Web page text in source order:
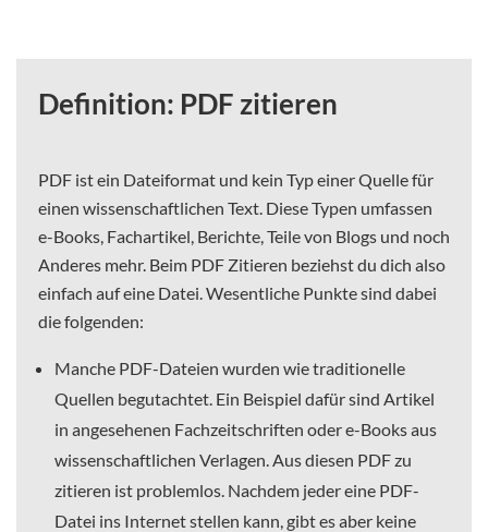
Definition: PDF zitieren
PDF ist ein Dateiformat und kein Typ einer Quelle für
einen wissenschaftlichen Text. Diese Typen umfassen
e-Books, Fachartikel, Berichte, Teile von Blogs und noch
Anderes mehr. Beim PDF Zitieren beziehst du dich also
einfach auf eine Datei. Wesentliche Punkte sind dabei
die folgenden:
Manche PDF-Dateien wurden wie traditionelle
Quellen begutachtet. Ein Beispiel dafür sind Artikel
in angesehenen Fachzeitschriften oder e-Books aus
wissenschaftlichen Verlagen. Aus diesen PDF zu
zitieren ist problemlos. Nachdem jeder eine PDF-
Datei ins Internet stellen kann, gibt es aber keine